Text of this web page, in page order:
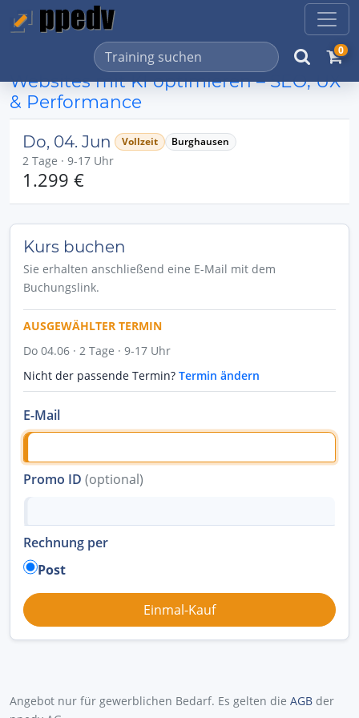
0
Websites mit KI optimieren – SEO, UX
& Performance
Do, 04. Jun Vollzeit Burghausen
2 Tage · 9-17 Uhr
1.299 €
Kurs buchen
Sie erhalten anschließend eine E-Mail mit dem
Buchungslink.
AUSGEWÄHLTER TERMIN
Do 04.06 · 2 Tage · 9-17 Uhr
Nicht der passende Termin? Termin ändern
E-Mail
Promo ID (optional)
Rechnung per
Post
Angebot nur für gewerblichen Bedarf. Es gelten die AGB der